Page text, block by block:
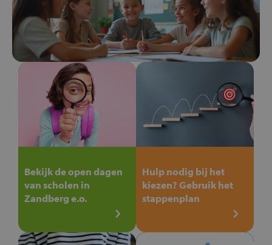
Bekijk de open dagen
van scholen in
Zandberg e.o.
Hulp nodig bij het
kiezen? Gebruik het
stappenplan